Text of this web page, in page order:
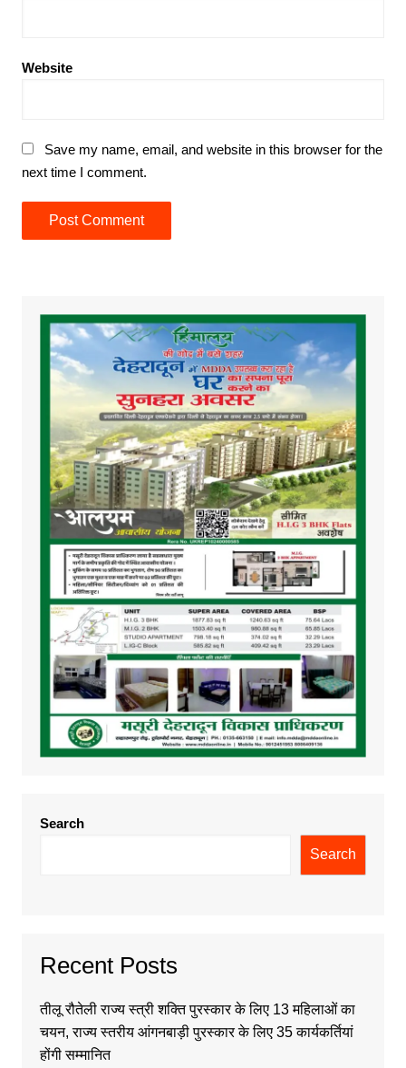
Website
Save my name, email, and website in this browser for the
next time I comment.
Search
Search
Recent Posts
तीलू रौतेली राज्य स्त्री शक्ति पुरस्कार के लिए 13 महिलाओं का
चयन, राज्य स्तरीय आंगनबाड़ी पुरस्कार के लिए 35 कार्यकर्तियां
होंगी सम्मानित